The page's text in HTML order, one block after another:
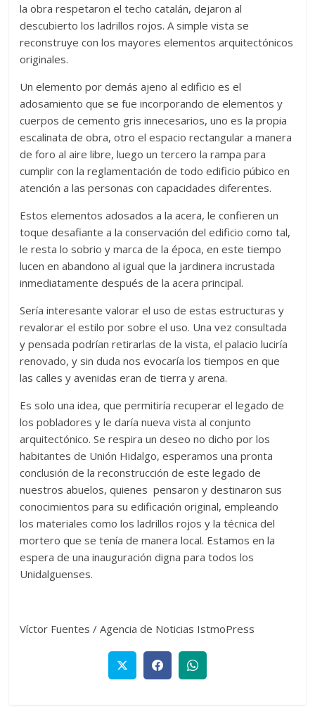
la obra respetaron el techo catalán, dejaron al
descubierto los ladrillos rojos. A simple vista se
reconstruye con los mayores elementos arquitectónicos
originales.
Un elemento por demás ajeno al edificio es el
adosamiento que se fue incorporando de elementos y
cuerpos de cemento gris innecesarios, uno es la propia
escalinata de obra, otro el espacio rectangular a manera
de foro al aire libre, luego un tercero la rampa para
cumplir con la reglamentación de todo edificio púbico en
atención a las personas con capacidades diferentes.
Estos elementos adosados a la acera, le confieren un
toque desafiante a la conservación del edificio como tal,
le resta lo sobrio y marca de la época, en este tiempo
lucen en abandono al igual que la jardinera incrustada
inmediatamente después de la acera principal.
Sería interesante valorar el uso de estas estructuras y
revalorar el estilo por sobre el uso. Una vez consultada
y pensada podrían retirarlas de la vista, el palacio luciría
renovado, y sin duda nos evocaría los tiempos en que
las calles y avenidas eran de tierra y arena.
Es solo una idea, que permitiría recuperar el legado de
los pobladores y le daría nueva vista al conjunto
arquitectónico. Se respira un deseo no dicho por los
habitantes de Unión Hidalgo, esperamos una pronta
conclusión de la reconstrucción de este legado de
nuestros abuelos, quienes pensaron y destinaron sus
conocimientos para su edificación original, empleando
los materiales como los ladrillos rojos y la técnica del
mortero que se tenía de manera local. Estamos en la
espera de una inauguración digna para todos los
Unidalguenses.
Víctor Fuentes / Agencia de Noticias IstmoPress